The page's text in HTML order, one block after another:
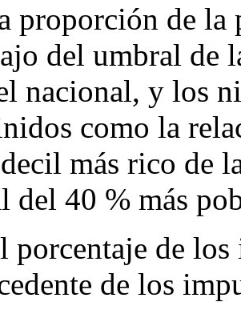
proporción de
del umbral de
nacional, y los
como la
más rico de
del 40 % más
porcentaje de
de los